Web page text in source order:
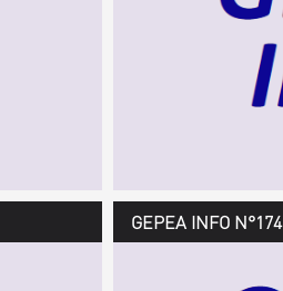
GEPEA Infos n°175
Décembre 2018 >
GEPEA INFO N°174